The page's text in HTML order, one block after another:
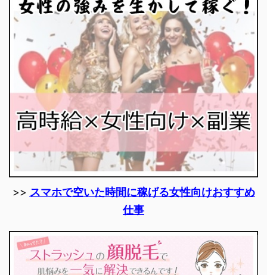
>> スマホで空いた時間に稼げる女性向けおすすめ
仕事